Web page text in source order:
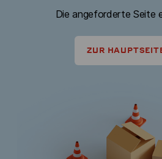
Die angeforderte Seite
ZUR